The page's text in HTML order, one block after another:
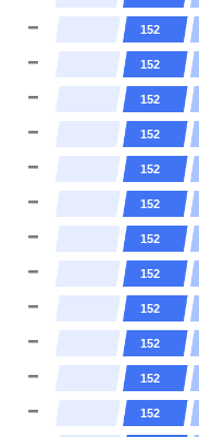
152
152
152
152
152
152
152
152
152
152
152
152